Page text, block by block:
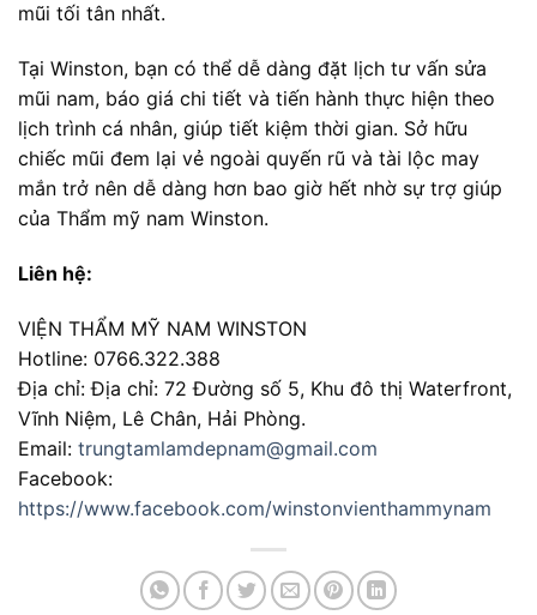
mũi tối tân nhất.
Tại Winston, bạn có thể dễ dàng đặt lịch tư vấn sửa
mũi nam, báo giá chi tiết và tiến hành thực hiện theo
lịch trình cá nhân, giúp tiết kiệm thời gian. Sở hữu
chiếc mũi đem lại vẻ ngoài quyến rũ và tài lộc may
mắn trở nên dễ dàng hơn bao giờ hết nhờ sự trợ giúp
của Thẩm mỹ nam Winston.
Liên hệ:
VIỆN THẨM MỸ NAM WINSTON
Hotline: 0766.322.388
Địa chỉ: Địa chỉ: 72 Đường số 5, Khu đô thị Waterfront,
Vĩnh Niệm, Lê Chân, Hải Phòng.
Email: trungtamlamdepnam@gmail.com
Facebook:
https://www.facebook.com/winstonvienthammynam